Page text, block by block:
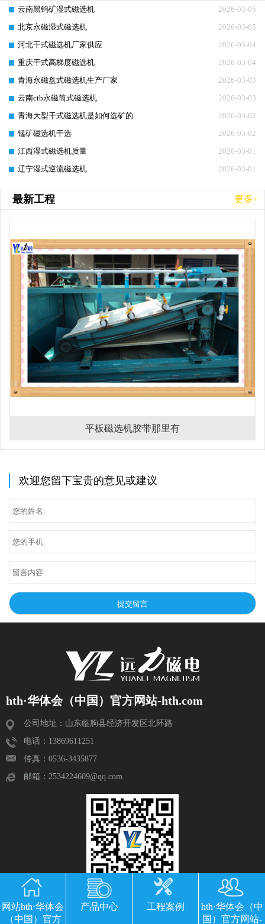
2026-03-05
云南黑钨矿湿式磁选机
2026-03-05
北京永磁湿式磁选机
2026-03-04
河北干式磁选机厂家供应
2026-03-04
重庆干式高梯度磁选机
2026-03-03
青海永磁盘式磁选机生产厂家
2026-03-03
云南ctb永磁筒式磁选机
2026-03-02
青海大型干式磁选机是如何选矿的
2026-03-02
锰矿磁选机干选
2026-03-01
江西湿式磁选机质量
2026-03-01
辽宁湿式逆流磁选机
最新工程 更多+
平板磁选机胶带那里有
欢迎您留下宝贵的意见或建议
hth·华体会（中国）官方网站-hth.com
公司地址：山东临朐县经济开发区北环路
电话：13869611251
传真：0536-3435877
邮箱：2534224609@qq.com
网站hth·华体会
（中国）官方
产品中心 工程案例
hth·华体会（中
国）官方网站-